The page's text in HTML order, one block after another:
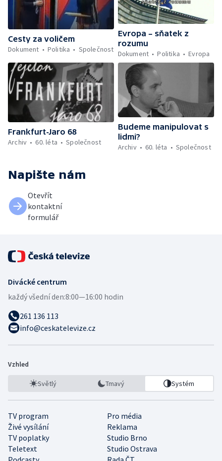
Cesty za voličem
Dokument
Politika Společnost
Evropa – sňatek z
rozumu
Dokument
Politika Evropa
Frankfurt-Jaro 68
Archiv
60. léta Společnost
Budeme manipulovat s
lidmi?
Archiv
60. léta Společnost
Napište nám
Otevřít
kontaktní
formulář
Divácké centrum
každý všední den:8:00—16:00 hodin
261 136 113
info@ceskatelevize.cz
Vzhled
Světlý Tmavý Systém
TV program
Pro média
Živé vysílání
Reklama
TV poplatky
Studio Brno
Teletext
Studio Ostrava